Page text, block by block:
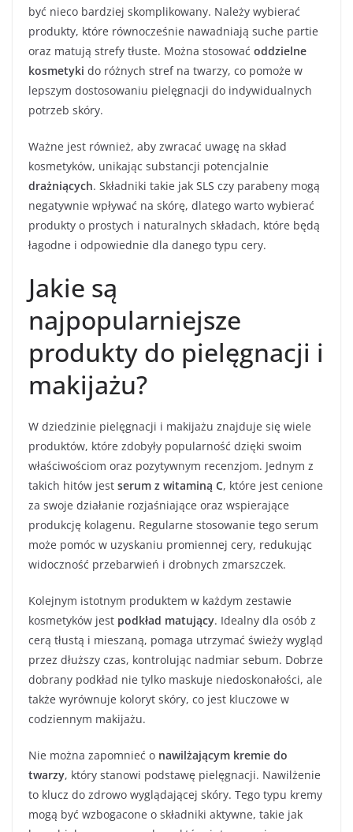
być nieco bardziej skomplikowany. Należy wybierać
produkty, które równocześnie nawadniają suche partie
oraz matują strefy tłuste. Można stosować oddzielne
kosmetyki do różnych stref na twarzy, co pomoże w
lepszym dostosowaniu pielęgnacji do indywidualnych
potrzeb skóry.
Ważne jest również, aby zwracać uwagę na skład
kosmetyków, unikając substancji potencjalnie
drażniących. Składniki takie jak SLS czy parabeny mogą
negatywnie wpływać na skórę, dlatego warto wybierać
produkty o prostych i naturalnych składach, które będą
łagodne i odpowiednie dla danego typu cery.
Jakie są
najpopularniejsze
produkty do pielęgnacji i
makijażu?
W dziedzinie pielęgnacji i makijażu znajduje się wiele
produktów, które zdobyły popularność dzięki swoim
właściwościom oraz pozytywnym recenzjom. Jednym z
takich hitów jest serum z witaminą C, które jest cenione
za swoje działanie rozjaśniające oraz wspierające
produkcję kolagenu. Regularne stosowanie tego serum
może pomóc w uzyskaniu promiennej cery, redukując
widoczność przebarwień i drobnych zmarszczek.
Kolejnym istotnym produktem w każdym zestawie
kosmetyków jest podkład matujący. Idealny dla osób z
cerą tłustą i mieszaną, pomaga utrzymać świeży wygląd
przez dłuższy czas, kontrolując nadmiar sebum. Dobrze
dobrany podkład nie tylko maskuje niedoskonałości, ale
także wyrównuje koloryt skóry, co jest kluczowe w
codziennym makijażu.
Nie można zapomnieć o nawilżającym kremie do
twarzy, który stanowi podstawę pielęgnacji. Nawilżenie
to klucz do zdrowo wyglądającej skóry. Tego typu kremy
mogą być wzbogacone o składniki aktywne, takie jak